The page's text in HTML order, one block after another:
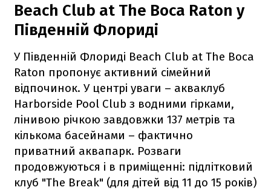
Beach Club at The Boca Raton у
Південній Флориді
У Південній Флориді Beach Club at The Boca
Raton пропонує активний сімейний
відпочинок. У центрі уваги – акваклуб
Harborside Pool Club з водними гірками,
лінивою річкою завдовжки 137 метрів та
кількома басейнами – фактично
приватний аквапарк. Розваги
продовжуються і в приміщенні: підлітковий
клуб "The Break" (для дітей від 11 до 15 років)